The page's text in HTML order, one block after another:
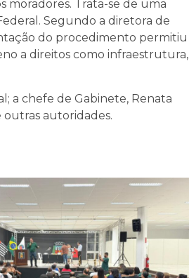
moradores. Trata-se de uma
Segundo a diretora de
do procedimento permitiu
a direitos como infraestrutura,
a chefe de Gabinete, Renata
outras autoridades.